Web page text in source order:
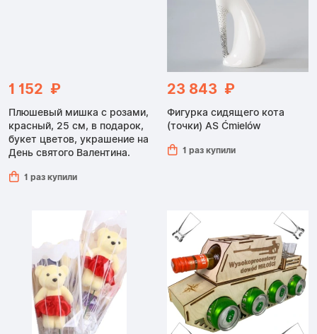
1 152 ₽
Плюшевый мишка с розами,
красный, 25 см, в подарок,
букет цветов, украшение на
День святого Валентина.
1 раз купили
23 843 ₽
Фигурка сидящего кота
(точки) AS Ćmielów
1 раз купили